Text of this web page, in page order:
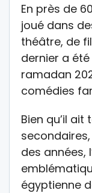
En près de
joué dans
théâtre, de
dernier a
ramadan
comédies
Bien qu’il
des années,
égyptienne